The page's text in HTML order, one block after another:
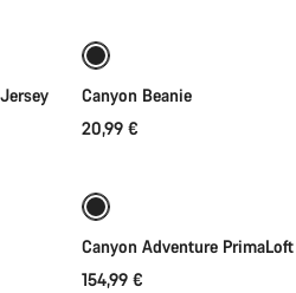
Canyon Beanie
20,99 €
Canyon Adventure
154,99 €